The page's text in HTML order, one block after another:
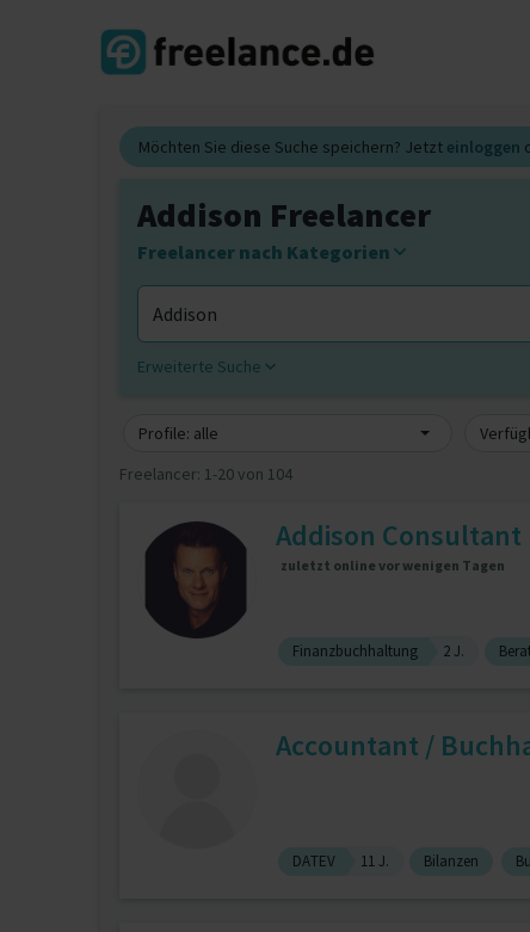
Möchten Sie diese Suche speichern? Jetzt einloggen
Addison Freelancer
Freelancer nach Kategorien
Erweiterte Suche
Profile: alle
Freelancer: 1-20 von 104
Addison
zuletzt online vor wenigen Tagen
Finanzbuchhaltung 2 J.
Accountant /
DATEV 11 J. Bilanzen